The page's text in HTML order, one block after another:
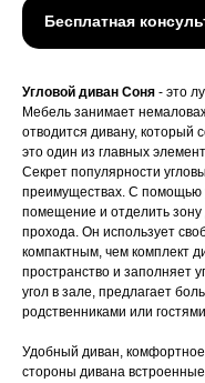
Бесплатная
Угловой диван Соня - это
Мебель занимает
отводится дивану, который
это один из главных
Секрет популярности
преимуществах. С помощью
помещение и отделить
прохода. Он использует
компактным, чем комплект
пространство и заполняет
угол в зале, предлагает
родственниками или
Удобный диван,
стороны дивана